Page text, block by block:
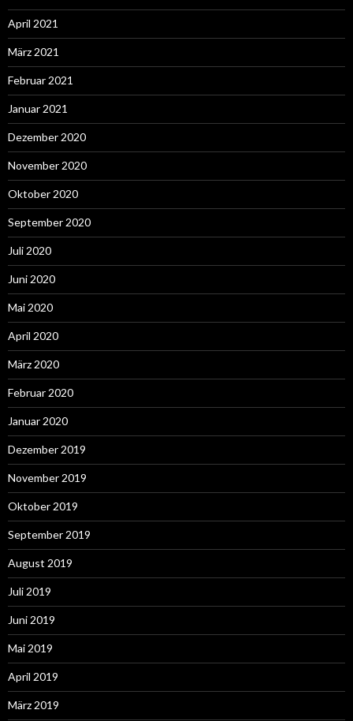
April 2021
März 2021
Februar 2021
Januar 2021
Dezember 2020
November 2020
Oktober 2020
September 2020
Juli 2020
Juni 2020
Mai 2020
April 2020
März 2020
Februar 2020
Januar 2020
Dezember 2019
November 2019
Oktober 2019
September 2019
August 2019
Juli 2019
Juni 2019
Mai 2019
April 2019
März 2019